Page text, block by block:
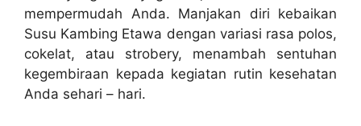
mempermudah Anda. Manjakan diri kebaikan
Susu Kambing Etawa dengan variasi rasa polos,
cokelat, atau strobery, menambah sentuhan
kegembiraan kepada kegiatan rutin kesehatan
Anda sehari – hari.